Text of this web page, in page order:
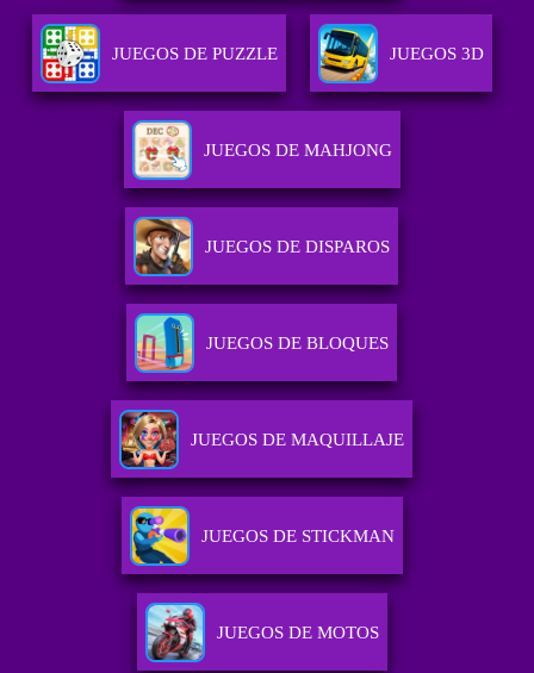
JUEGOS DE PUZZLE JUEGOS 3D
JUEGOS DE MAHJONG
JUEGOS DE DISPAROS
JUEGOS DE BLOQUES
JUEGOS DE MAQUILLAJE
JUEGOS DE STICKMAN
JUEGOS DE MOTOS